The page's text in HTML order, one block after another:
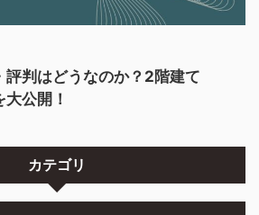
評判はどうなのか？2階建て
公開！
カテゴリ